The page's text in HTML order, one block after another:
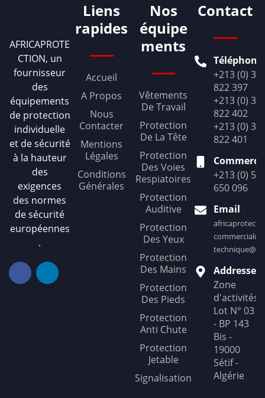
AFRICAPROTE
CTION, un
fournisseur
des
équipements
de protection
individuelle
et de sécurité
à la hauteur
des
exigences
des normes
de sécurité
européennes
.
Liens
rapides
Accueil
A Propos
Nous
Contacter
Mentions
Légales
Conditions
Générales
Nos
équipe
ments
Vêtements
De Travail
Protection
De La Tête
Protection
Des Voies
Respiatoires
Protection
Auditive
Protection
Des Yeux
Protection
Des Mains
Protection
Des Pieds
Protection
Anti Chute
Protection
Jetable
Signalisation
Contact
Téléphone
+213 (0) 36
822 397
+213 (0) 36
822 402
+213 (0) 36
822 401
+213 (0)
650 096
Email
Addresse
Zone
d'activités
Lot N° 03
- BP 143
Bis -
19000
Sétif -
Algérie